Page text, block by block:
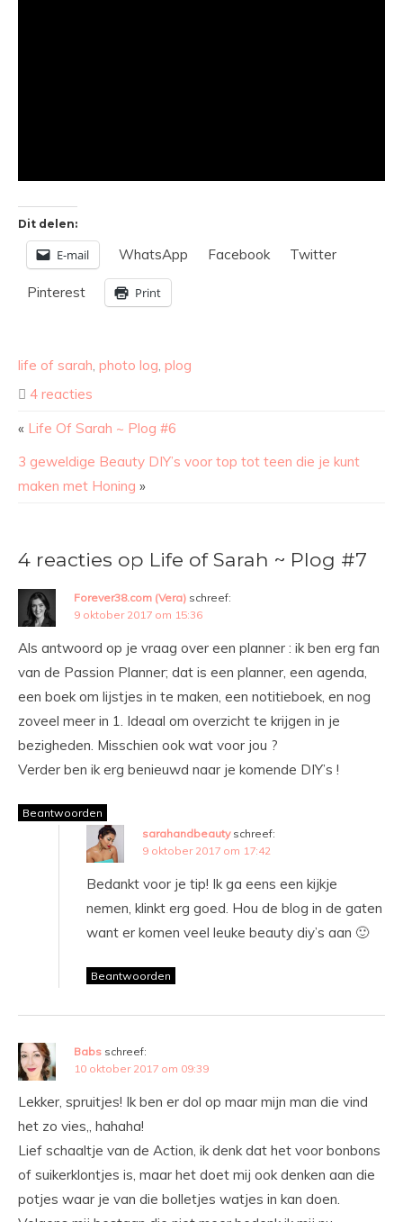
Dit delen:
E-mail WhatsApp Facebook Twitter
Pinterest Print
life of sarah, photo log, plog
4 reacties
« Life Of Sarah ~ Plog #6
3 geweldige Beauty DIY’s voor top tot teen die je kunt
maken met Honing »
4 reacties op Life of Sarah ~ Plog #7
Forever38.com (Vera) schreef:
9 oktober 2017 om 15:36
Als antwoord op je vraag over een planner : ik ben erg fan
van de Passion Planner; dat is een planner, een agenda,
een boek om lijstjes in te maken, een notitieboek, en nog
zoveel meer in 1. Ideaal om overzicht te krijgen in je
bezigheden. Misschien ook wat voor jou ?
Verder ben ik erg benieuwd naar je komende DIY’s !
Beantwoorden
sarahandbeauty schreef:
9 oktober 2017 om 17:42
Bedankt voor je tip! Ik ga eens een kijkje
nemen, klinkt erg goed. Hou de blog in de gaten
want er komen veel leuke beauty diy’s aan 🙂
Beantwoorden
Babs schreef:
10 oktober 2017 om 09:39
Lekker, spruitjes! Ik ben er dol op maar mijn man die vind
het zo vies,, hahaha!
Lief schaaltje van de Action, ik denk dat het voor bonbons
of suikerklontjes is, maar het doet mij ook denken aan die
potjes waar je van die bolletjes watjes in kan doen.